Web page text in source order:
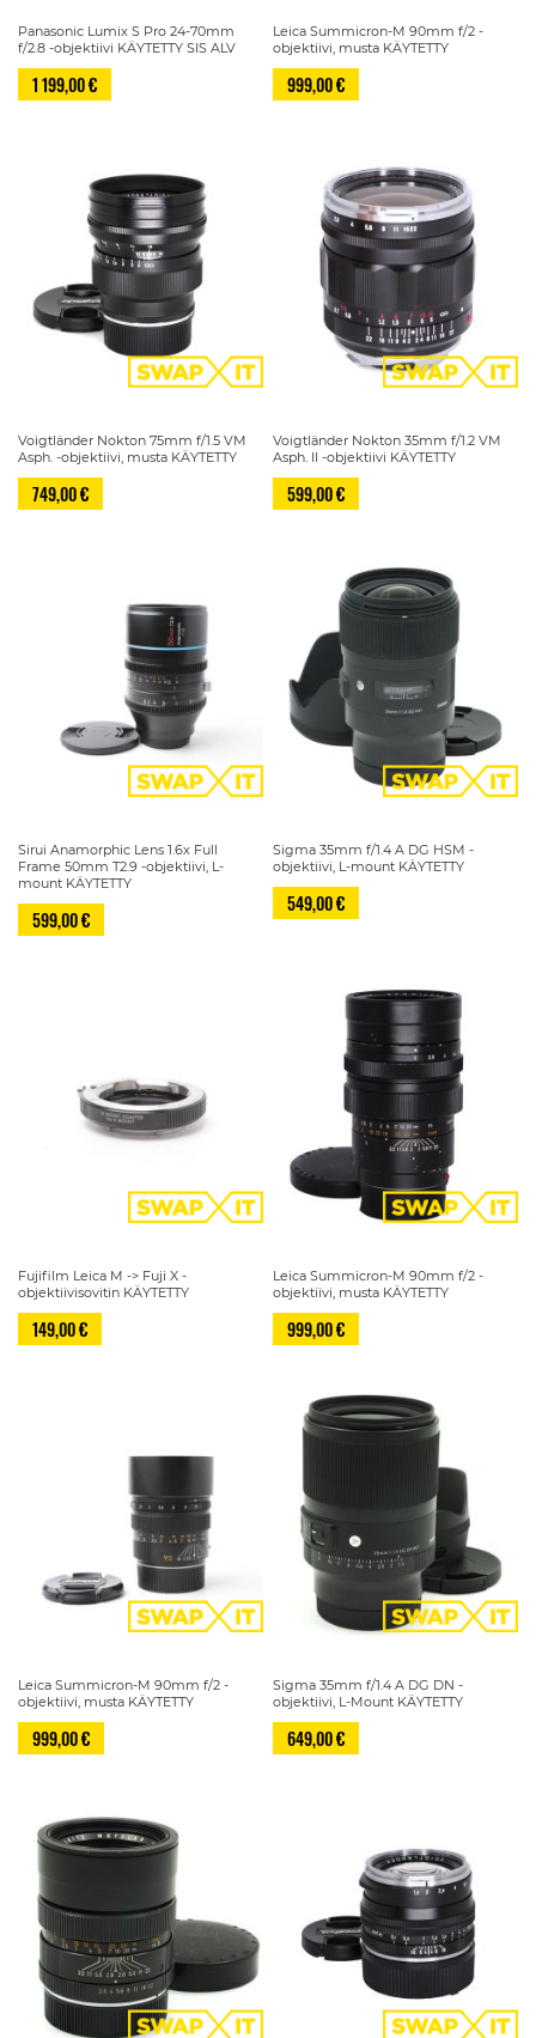
Panasonic Lumix S Pro 24-70mm
f/2.8 -objektiivi KÄYTETTY SIS ALV
1 199,00 €
Leica Summicron-M 90mm f/2 -
objektiivi, musta KÄYTETTY
999,00 €
Voigtländer Nokton 75mm f/1.5 VM
Asph. -objektiivi, musta KÄYTETTY
749,00 €
Voigtländer Nokton 35mm f/1.2 VM
Asph. II -objektiivi KÄYTETTY
599,00 €
Sirui Anamorphic Lens 1.6x Full
Frame 50mm T2.9 -objektiivi, L-
mount KÄYTETTY
599,00 €
Sigma 35mm f/1.4 A DG HSM -
objektiivi, L-mount KÄYTETTY
549,00 €
Fujifilm Leica M -> Fuji X -
objektiivisovitin KÄYTETTY
149,00 €
Leica Summicron-M 90mm f/2 -
objektiivi, musta KÄYTETTY
999,00 €
Leica Summicron-M 90mm f/2 -
objektiivi, musta KÄYTETTY
999,00 €
Sigma 35mm f/1.4 A DG DN -
objektiivi, L-Mount KÄYTETTY
649,00 €